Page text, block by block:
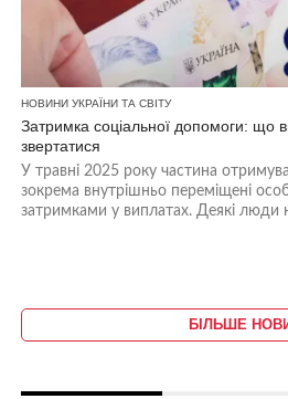
НОВИНИ УКРАЇНИ ТА СВІТУ
Затримка соціальної допомоги: що
звертатися
У травні 2025 року частина
зокрема внутрішньо переміщені
затримками у виплатах. Деякі люди
БІЛЬШЕ